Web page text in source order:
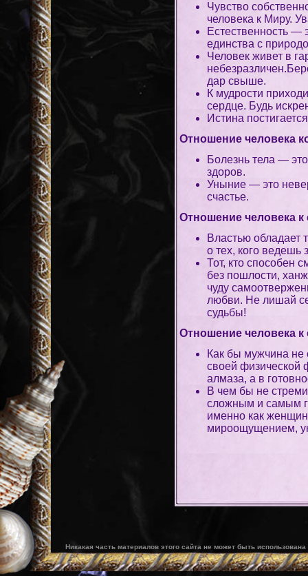
Чувство
человека к Миру.
Естественность —
единства с
Человек живет в
дар свыше.
К мудрости
сердце. Будь
Истина
Отношение человека
Болезнь тела —
здоров.
Уныние — это
счастье.
Отношение человека к
Властью обладает
о тех, кого ведешь
Тот, кто способен
без пошлости,
чуду
любви. Не лишай
судьбы!
Отношение человека к
Как бы мужчина не
своей физической
алмаза, а в
В чем бы не
сложным и самым
именно как
мироощущением,
Никакая часть материалов этого сайта не может быть